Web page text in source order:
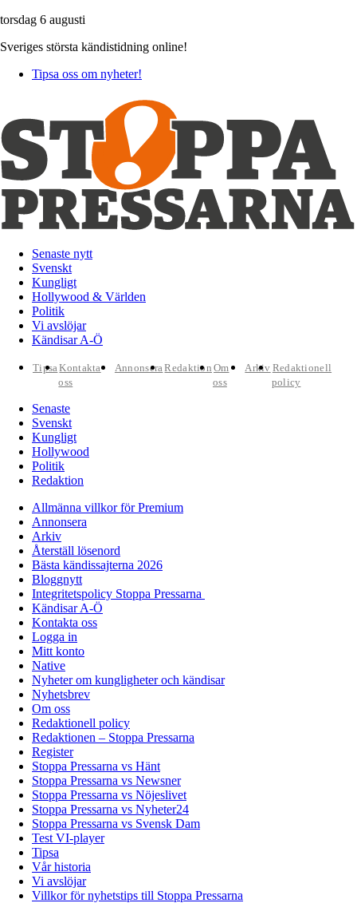
torsdag 6 augusti
Sveriges största kändistidning online!
Tipsa oss om nyheter!
Senaste nytt
Svenskt
Kungligt
Hollywood & Världen
Politik
Vi avslöjar
Kändisar A-Ö
TipsaKontakta
oss
AnnonseraRedaktion Om
oss
Arkiv Redaktionell
policy
Senaste
Svenskt
Kungligt
Hollywood
Politik
Redaktion
Allmänna villkor för Premium
Annonsera
Arkiv
Återställ lösenord
Bästa kändissajterna 2026
Bloggnytt
Integritetspolicy Stoppa Pressarna
Kändisar A-Ö
Kontakta oss
Logga in
Mitt konto
Native
Nyheter om kungligheter och kändisar
Nyhetsbrev
Om oss
Redaktionell policy
Redaktionen – Stoppa Pressarna
Register
Stoppa Pressarna vs Hänt
Stoppa Pressarna vs Newsner
Stoppa Pressarna vs Nöjeslivet
Stoppa Pressarna vs Nyheter24
Stoppa Pressarna vs Svensk Dam
Test VI-player
Tipsa
Vår historia
Vi avslöjar
Villkor för nyhetstips till Stoppa Pressarna